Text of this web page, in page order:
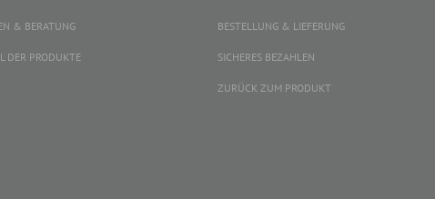
& BERATUNG
DER PRODUKTE
BESTELLUNG & LIEFERUNG
SICHERES BEZAHLEN
ZURÜCK ZUM PRODUKT